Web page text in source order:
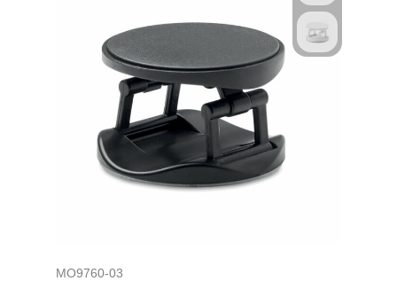
MO9760-03